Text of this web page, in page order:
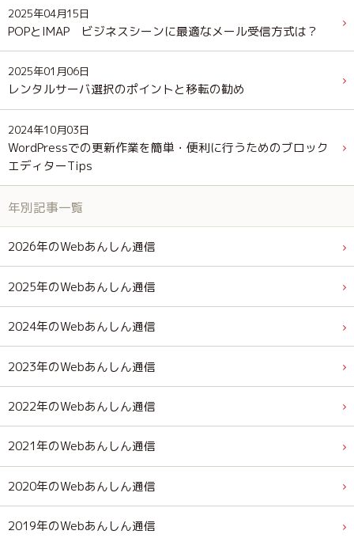
2025年04月15日
POPとIMAP ビジネスシーンに最適なメール受信方式は？
2025年01月06日
レンタルサーバ選択のポイントと移転の勧め
2024年10月03日
WordPressでの更新作業を簡単・便利に行うためのブロック
エディターTips
年別記事一覧
2026年のWebあんしん通信
2025年のWebあんしん通信
2024年のWebあんしん通信
2023年のWebあんしん通信
2022年のWebあんしん通信
2021年のWebあんしん通信
2020年のWebあんしん通信
2019年のWebあんしん通信